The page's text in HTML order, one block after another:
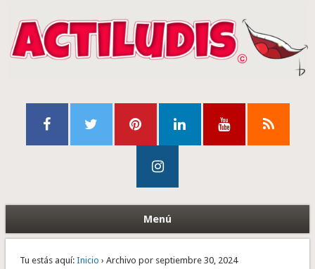
Menú
Tu estás aquí: Inicio › Archivo por septiembre 30, 2024